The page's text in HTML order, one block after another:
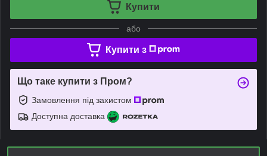
Купити
або
Купити з
Що таке купити з Пром?
Замовлення під захистом
Доступна доставка